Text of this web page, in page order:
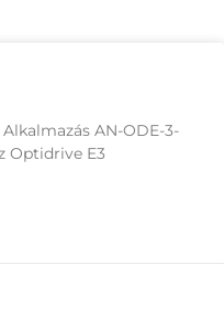
AN-ODE-3-
Optidrive E3